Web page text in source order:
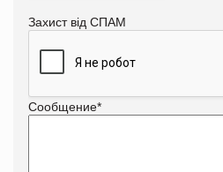
Захист від СПАМ
Сообщение*